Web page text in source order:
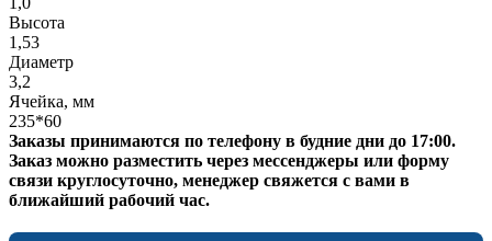
Высота
1,53
Диаметр
3,2
Ячейка, мм
235*60
Заказы принимаются по телефону в будние дни до 17:00.
Заказ можно разместить через мессенджеры или форму
связи круглосуточно, менеджер свяжется с вами в
ближайший рабочий час.